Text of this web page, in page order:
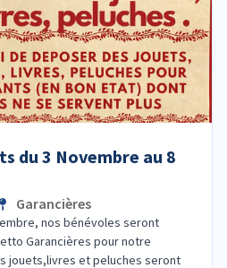
du 3 Novembre au 8
Garancières
nos bénévoles seront
Garancières pour notre
jouets,livres et peluches seront